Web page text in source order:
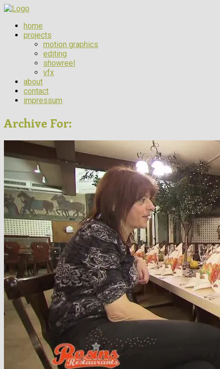
home
projects
motion graphics
editing
showreel
vfx
about
contact
impressum
Archive For: